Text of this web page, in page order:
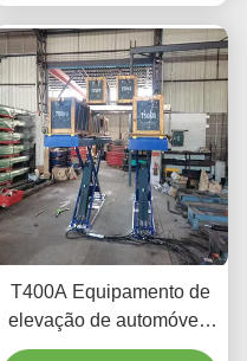
T400A Equipamento de
elevação de automóveis
de perfil ultra baixo para